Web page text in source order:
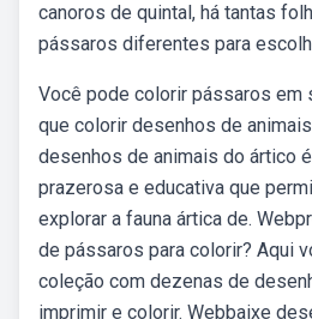
canoros de quintal, há tantas
pássaros diferentes para
Você pode colorir pássaros em
que colorir desenhos de
desenhos de animais do ártico
prazerosa e educativa que
explorar a fauna ártica de.
de pássaros para colorir? Aqui
coleção com dezenas de
imprimir e colorir. Webbaixe